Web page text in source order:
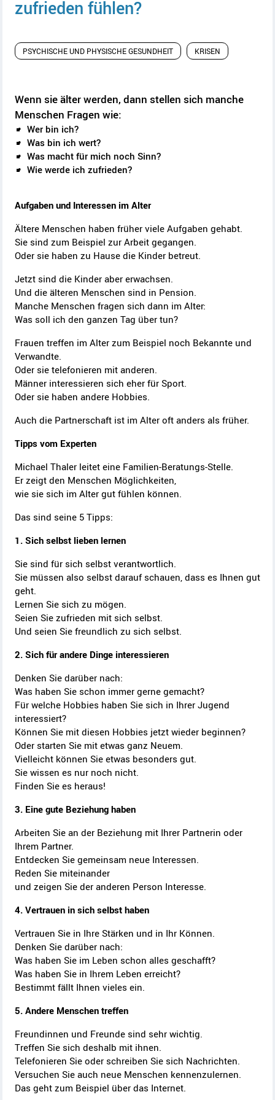
zufrieden fühlen?
PSYCHISCHE UND PHYSISCHE GESUNDHEIT KRISEN
Wenn sie älter werden, dann stellen sich manche
Menschen Fragen wie:
Wer bin ich?
Was bin ich wert?
Was macht für mich noch Sinn?
Wie werde ich zufrieden?
Aufgaben und Interessen im Alter
Ältere Menschen haben früher viele Aufgaben gehabt.
Sie sind zum Beispiel zur Arbeit gegangen.
Oder sie haben zu Hause die Kinder betreut.
Jetzt sind die Kinder aber erwachsen.
Und die älteren Menschen sind in Pension.
Manche Menschen fragen sich dann im Alter:
Was soll ich den ganzen Tag über tun?
Frauen treffen im Alter zum Beispiel noch Bekannte und
Verwandte.
Oder sie telefonieren mit anderen.
Männer interessieren sich eher für Sport.
Oder sie haben andere Hobbies.
Auch die Partnerschaft ist im Alter oft anders als früher.
Tipps vom Experten
Michael Thaler leitet eine Familien-Beratungs-Stelle.
Er zeigt den Menschen Möglichkeiten,
wie sie sich im Alter gut fühlen können.
Das sind seine 5 Tipps:
1. Sich selbst lieben lernen
Sie sind für sich selbst verantwortlich.
Sie müssen also selbst darauf schauen, dass es Ihnen gut
geht.
Lernen Sie sich zu mögen.
Seien Sie zufrieden mit sich selbst.
Und seien Sie freundlich zu sich selbst.
2. Sich für andere Dinge interessieren
Denken Sie darüber nach:
Was haben Sie schon immer gerne gemacht?
Für welche Hobbies haben Sie sich in Ihrer Jugend
interessiert?
Können Sie mit diesen Hobbies jetzt wieder beginnen?
Oder starten Sie mit etwas ganz Neuem.
Vielleicht können Sie etwas besonders gut.
Sie wissen es nur noch nicht.
Finden Sie es heraus!
3. Eine gute Beziehung haben
Arbeiten Sie an der Beziehung mit Ihrer Partnerin oder
Ihrem Partner.
Entdecken Sie gemeinsam neue Interessen.
Reden Sie miteinander
und zeigen Sie der anderen Person Interesse.
4. Vertrauen in sich selbst haben
Vertrauen Sie in Ihre Stärken und in Ihr Können.
Denken Sie darüber nach:
Was haben Sie im Leben schon alles geschafft?
Was haben Sie in Ihrem Leben erreicht?
Bestimmt fällt Ihnen vieles ein.
5. Andere Menschen treffen
Freundinnen und Freunde sind sehr wichtig.
Treffen Sie sich deshalb mit ihnen.
Telefonieren Sie oder schreiben Sie sich Nachrichten.
Versuchen Sie auch neue Menschen kennenzulernen.
Das geht zum Beispiel über das Internet.